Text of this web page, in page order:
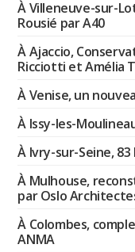
À Villeneuve-sur-
Rousié par A40
À Ajaccio,
Ricciotti et Amélia
À Venise, un
À Issy-les-
À Ivry-sur-Seine,
À Mulhouse,
par Oslo
À Colombes,
ANMA